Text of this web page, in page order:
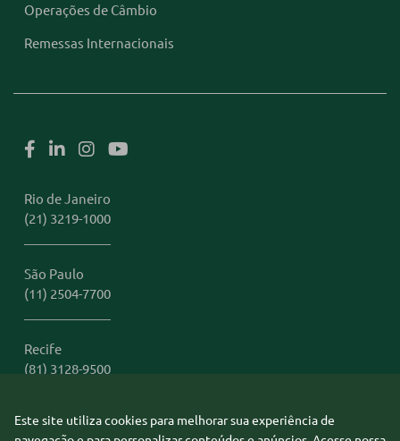
Operações de Câmbio
Remessas Internacionais
Rio de Janeiro
(21) 3219-1000
São Paulo
(11) 2504-7700
Recife
(81) 3128-9500
Miami
Este site utiliza cookies para melhorar sua experiência de